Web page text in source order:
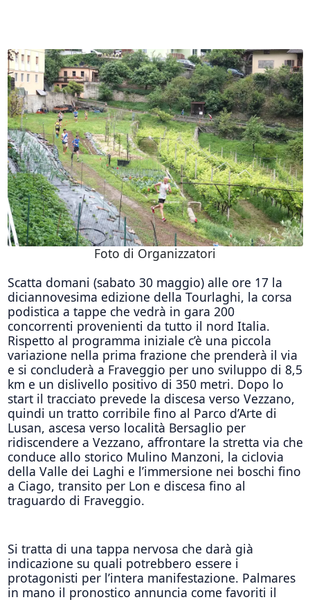
Foto di Organizzatori
Scatta domani (sabato 30 maggio) alle ore 17 la
diciannovesima edizione della Tourlaghi, la corsa
podistica a tappe che vedrà in gara 200
concorrenti provenienti da tutto il nord Italia.
Rispetto al programma iniziale c’è una piccola
variazione nella prima frazione che prenderà il via
e si concluderà a Fraveggio per uno sviluppo di 8,5
km e un dislivello positivo di 350 metri. Dopo lo
start il tracciato prevede la discesa verso Vezzano,
quindi un tratto corribile fino al Parco d’Arte di
Lusan, ascesa verso località Bersaglio per
ridiscendere a Vezzano, affrontare la stretta via che
conduce allo storico Mulino Manzoni, la ciclovia
della Valle dei Laghi e l’immersione nei boschi fino
a Ciago, transito per Lon e discesa fino al
traguardo di Fraveggio.
Si tratta di una tappa nervosa che darà già
indicazione su quali potrebbero essere i
protagonisti per l’intera manifestazione. Palmares
in mano il pronostico annuncia come favoriti il